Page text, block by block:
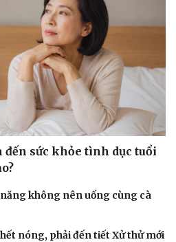
đến sức khỏe tình dục tuổi
không nên uống cùng cà
nóng, phải đến tiết Xử thử mới